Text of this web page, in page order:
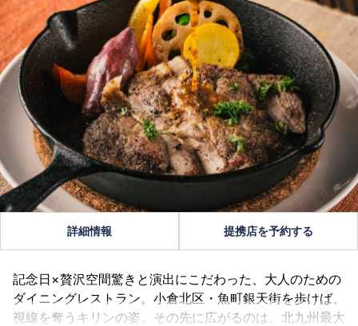
詳細情報 提携店を予約する
記念日×贅沢空間驚きと演出にこだわった、大人のための
ダイニングレストラン。小倉北区・魚町銀天街を歩けば、
視線を奪うキリンの姿。その先に広がるのは、北九州最大